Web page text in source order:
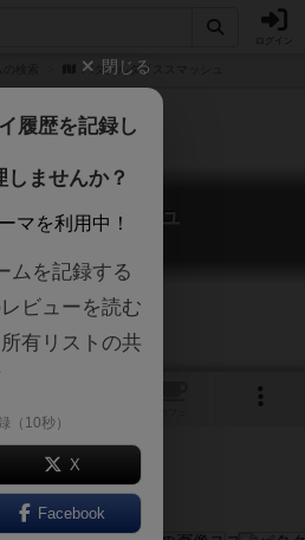
パタクルダイススマッシュ
イススマッシュ
Dice Smash
閉じる
履歴を記録し
しませんか？
マを利用中！
ムを記録する
ビューを読む
有リストの共
（10秒）
X
Facebook